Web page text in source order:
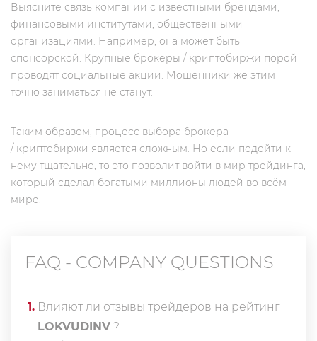
Выясните связь компании с известными брендами,
финансовыми институтами, общественными
организациями. Например, она может быть
спонсорской. Крупные брокеры / криптобиржи порой
проводят социальные акции. Мошенники же этим
точно заниматься не станут.
Таким образом, процесс выбора брокера
/ криптобиржи является сложным. Но если подойти к
нему тщательно, то это позволит войти в мир трейдинга,
который сделал богатыми миллионы людей во всём
мире.
FAQ - COMPANY QUESTIONS
1. Влияют ли отзывы трейдеров на рейтинг
LOKVUDINV ?